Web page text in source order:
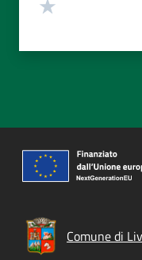
Comune di